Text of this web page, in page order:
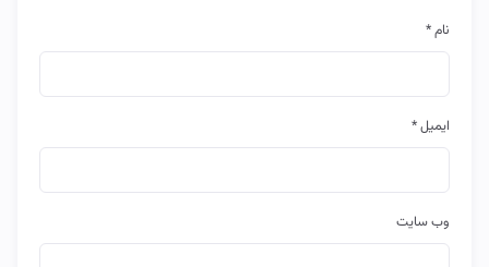
نام*
ایمیل*
وب‌ سایت